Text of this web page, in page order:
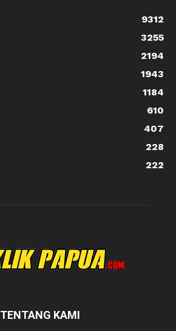
9312
3255
2194
1943
1184
610
407
228
222
TENTANG KAMI